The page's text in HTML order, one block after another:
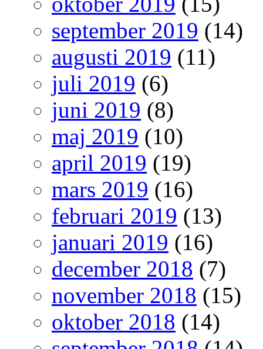
september 2019 (14)
augusti 2019 (11)
juli 2019 (6)
juni 2019 (8)
maj 2019 (10)
april 2019 (19)
mars 2019 (16)
februari 2019 (13)
januari 2019 (16)
december 2018 (7)
november 2018 (15)
oktober 2018 (14)